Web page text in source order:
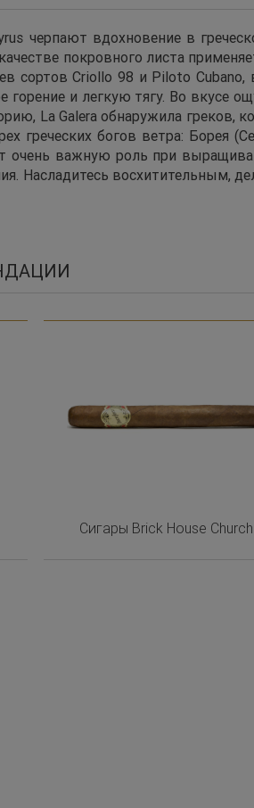
черпают вдохновение в
покровного листа
сортов Criollo 98 и Piloto
горение и легкую тягу. Во вкусе
La Galera обнаружила греков,
греческих богов ветра: Борея
очень важную роль при
Насладитесь восхитительным,
Сигары Brick House